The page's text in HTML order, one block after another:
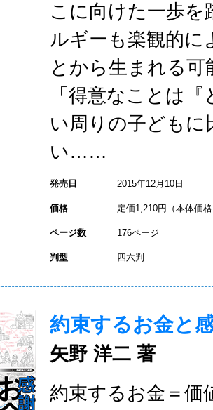
こに向けた一歩
ルギーも楽観的に
とから生まれる可
「得意なことは
い周りの子どもに
い……
発売日 2015年12月10日
価格 定価1,210円（本体価
ページ数 176ページ
判型 四六判
約束するお金と
矢野 洋二 著
約束するお金＝価